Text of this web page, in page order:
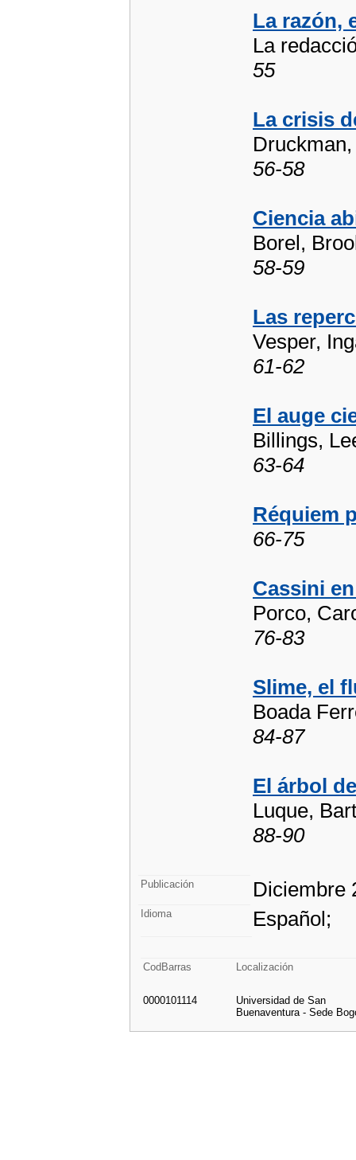
La razón,
La
55
La crisis
56-58
Ciencia
Borel,
58-59
Las
Vesper,
61-62
El auge
Billings,
63-64
Réquiem
66-75
Cassini
Porco,
76-83
Slime, el
Boada
84-87
El árbol
Luque,
88-90
Publicación Diciembre
Idioma Español;
CodBarras Localización
0000101114
Universidad de San
Buenaventura - Sede